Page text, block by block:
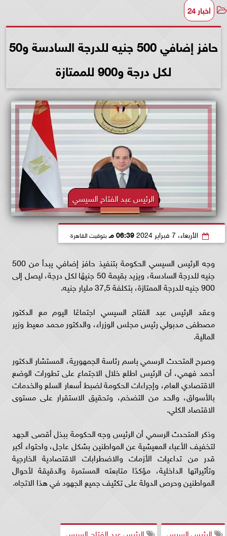
أخبار 24
حافز إضافي 500 جنيه للدرجة السادسة و50
لكل درجة و900 للممتازة
الرئيس عبد الفتاح السيسي
الأربعاء، 7 فبراير 2024 06:39 مـ بتوقيت القاهرة
وجه الرئيس السيسي الحكومة بتنفيذ حافز إضافي يبدأ من 500
جنيه للدرجة السادسة، ويزيد بقيمة 50 جنيهًا لكل درجة، ليصل إلى
900 جنيه للدرجة الممتازة، بتكلفة 37,5 مليار جنيه.
وعقد الرئيس عبد الفتاح السيسي اجتماعًا اليوم مع الدكتور
مصطفى مدبولي رئيس مجلس الوزراء، والدكتور محمد معيط وزير
المالية.
وصرح المتحدث الرسمي باسم رئاسة الجمهورية، المستشار الدكتور
أحمد فهمي، أن الرئيس اطلع خلال الاجتماع على تطورات الوضع
الاقتصادي العام، وإجراءات الحكومة لضبط أسعار السلع والخدمات
بالأسواق، والحد من التضخم، وتحقيق الاستقرار على مستوى
الاقتصاد الكلي.
وذكر المتحدث الرسمي أن الرئيس وجه الحكومة ببذل أقصى الجهد
لتخفيف الأعباء المعيشية عن المواطنين بشكل عاجل، واحتواء أكبر
قدر من تداعيات الأزمات والاضطرابات الاقتصادية الخارجية
وتأثيراتها الداخلية، مؤكدًا متابعته المستمرة والدقيقة لأحوال
المواطنين وحرص الدولة على تكثيف جميع الجهود في هذا الاتجاه.
الرئيس السيسي
الرئيس عبد الفتاح السيسي